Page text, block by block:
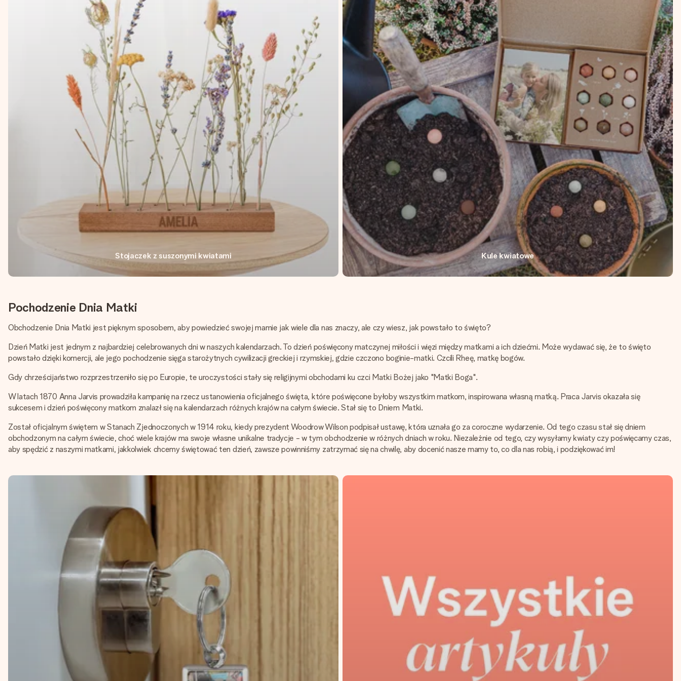
Stojaczek z suszonymi kwiatami Kule kwiatowe
Pochodzenie Dnia Matki
Obchodzenie Dnia Matki jest pięknym sposobem, aby powiedzieć swojej mamie jak wiele dla nas znaczy, ale czy wiesz, jak powstało to święto?
Dzień Matki jest jednym z najbardziej celebrowanych dni w naszych kalendarzach. To dzień poświęcony matczynej miłości i więzi między matkami a ich dziećmi. Może wydawać się, że to święto
powstało dzięki komercji, ale jego pochodzenie sięga starożytnych cywilizacji greckiej i rzymskiej, gdzie czczono boginie-matki. Czcili Rheę, matkę bogów.
Gdy chrześcijaństwo rozprzestrzeniło się po Europie, te uroczystości stały się religijnymi obchodami ku czci Matki Bożej jako "Matki Boga".
W latach 1870 Anna Jarvis prowadziła kampanię na rzecz ustanowienia oficjalnego święta, które poświęcone byłoby wszystkim matkom, inspirowana własną matką. Praca Jarvis okazała się
sukcesem i dzień poświęcony matkom znalazł się na kalendarzach różnych krajów na całym świecie. Stał się to Dniem Matki.
Został oficjalnym świętem w Stanach Zjednoczonych w 1914 roku, kiedy prezydent Woodrow Wilson podpisał ustawę, która uznała go za coroczne wydarzenie. Od tego czasu stał się dniem
obchodzonym na całym świecie, choć wiele krajów ma swoje własne unikalne tradycje - w tym obchodzenie w różnych dniach w roku. Niezależnie od tego, czy wysyłamy kwiaty czy poświęcamy czas,
aby spędzić z naszymi matkami, jakkolwiek chcemy świętować ten dzień, zawsze powinniśmy zatrzymać się na chwilę, aby docenić nasze mamy to, co dla nas robią, i podziękować im!